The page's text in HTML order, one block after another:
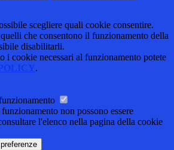
scegliere quali cookie consentire.
che consentono il funzionamento della
disabilitarli.
i cookie necessari al funzionamento potete
.
non possono essere
l'elenco nella pagina della cookie